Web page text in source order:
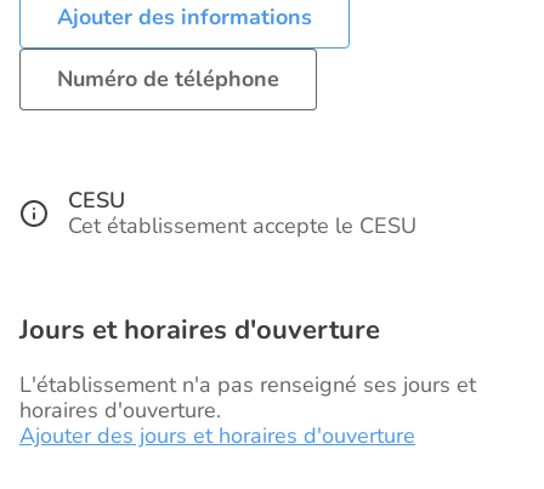
Ajouter des informations
Numéro de téléphone
CESU
Cet établissement accepte le CESU
Jours et horaires d'ouverture
L'établissement n'a pas renseigné ses jours et
horaires d'ouverture.
Ajouter des jours et horaires d'ouverture